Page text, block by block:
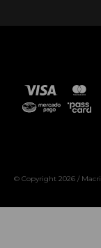
© Copyright 2026 / Macri